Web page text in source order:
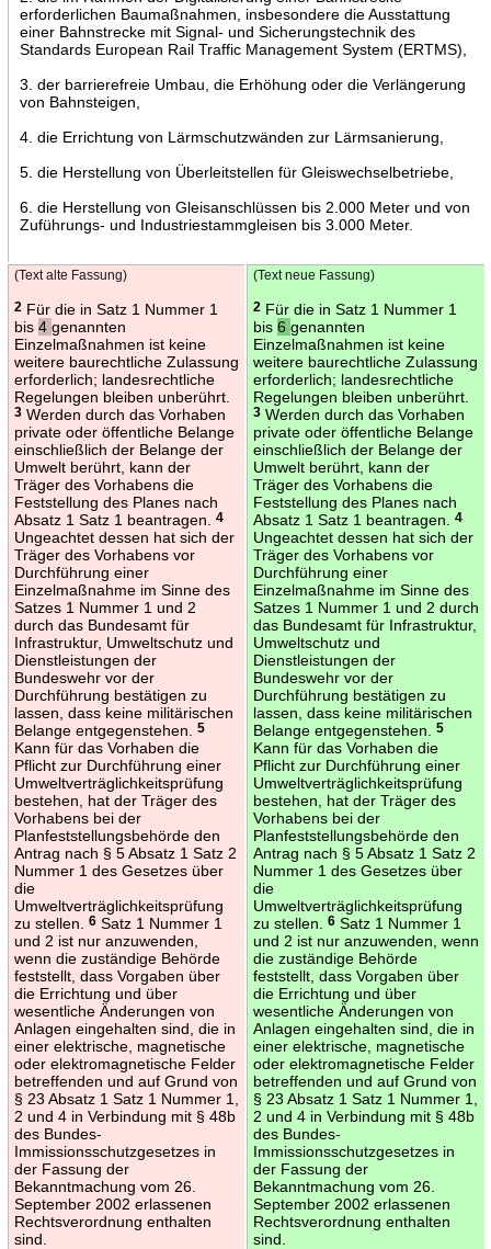
erforderlichen Baumaßnahmen, insbesondere die Ausstattung
einer Bahnstrecke mit Signal- und Sicherungstechnik des
Standards European Rail Traffic Management System (ERTMS),
3. der barrierefreie Umbau, die Erhöhung oder die Verlängerung
von Bahnsteigen,
4. die Errichtung von Lärmschutzwänden zur Lärmsanierung,
5. die Herstellung von Überleitstellen für Gleiswechselbetriebe,
6. die Herstellung von Gleisanschlüssen bis 2.000 Meter und von
Zuführungs- und Industriestammgleisen bis 3.000 Meter.
(Text alte Fassung)
2Für die in Satz 1 Nummer 1
bis 4 genannten
Einzelmaßnahmen ist keine
weitere baurechtliche Zulassung
erforderlich; landesrechtliche
Regelungen bleiben unberührt.
3Werden durch das Vorhaben
private oder öffentliche Belange
einschließlich der Belange der
Umwelt berührt, kann der
Träger des Vorhabens die
Feststellung des Planes nach
Absatz 1 Satz 1 beantragen.
4
Ungeachtet dessen hat sich der
Träger des Vorhabens vor
Durchführung einer
Einzelmaßnahme im Sinne des
Satzes 1 Nummer 1 und 2
durch das Bundesamt für
Infrastruktur, Umweltschutz und
Dienstleistungen der
Bundeswehr vor der
Durchführung bestätigen zu
lassen, dass keine militärischen
Belange entgegenstehen.
5
Kann für das Vorhaben die
Pflicht zur Durchführung einer
Umweltverträglichkeitsprüfung
bestehen, hat der Träger des
Vorhabens bei der
Planfeststellungsbehörde den
Antrag nach § 5 Absatz 1 Satz 2
Nummer 1 des Gesetzes über
die
Umweltverträglichkeitsprüfung
zu stellen.
6Satz 1 Nummer 1
und 2 ist nur anzuwenden,
wenn die zuständige Behörde
feststellt, dass Vorgaben über
die Errichtung und über
wesentliche Änderungen von
Anlagen eingehalten sind, die in
einer elektrische, magnetische
oder elektromagnetische Felder
betreffenden und auf Grund von
§ 23 Absatz 1 Satz 1 Nummer 1,
2 und 4 in Verbindung mit § 48b
des Bundes-
Immissionsschutzgesetzes in
der Fassung der
Bekanntmachung vom 26.
September 2002 erlassenen
Rechtsverordnung enthalten
sind.
(Text neue Fassung)
2Für die in Satz 1 Nummer 1
bis 6 genannten
Einzelmaßnahmen ist keine
weitere baurechtliche Zulassung
erforderlich; landesrechtliche
Regelungen bleiben unberührt.
3Werden durch das Vorhaben
private oder öffentliche Belange
einschließlich der Belange der
Umwelt berührt, kann der
Träger des Vorhabens die
Feststellung des Planes nach
Absatz 1 Satz 1 beantragen.
4
Ungeachtet dessen hat sich der
Träger des Vorhabens vor
Durchführung einer
Einzelmaßnahme im Sinne des
Satzes 1 Nummer 1 und 2 durch
das Bundesamt für Infrastruktur,
Umweltschutz und
Dienstleistungen der
Bundeswehr vor der
Durchführung bestätigen zu
lassen, dass keine militärischen
Belange entgegenstehen.
5
Kann für das Vorhaben die
Pflicht zur Durchführung einer
Umweltverträglichkeitsprüfung
bestehen, hat der Träger des
Vorhabens bei der
Planfeststellungsbehörde den
Antrag nach § 5 Absatz 1 Satz 2
Nummer 1 des Gesetzes über
die
Umweltverträglichkeitsprüfung
zu stellen.
6Satz 1 Nummer 1
und 2 ist nur anzuwenden, wenn
die zuständige Behörde
feststellt, dass Vorgaben über
die Errichtung und über
wesentliche Änderungen von
Anlagen eingehalten sind, die in
einer elektrische, magnetische
oder elektromagnetische Felder
betreffenden und auf Grund von
§ 23 Absatz 1 Satz 1 Nummer 1,
2 und 4 in Verbindung mit § 48b
des Bundes-
Immissionsschutzgesetzes in
der Fassung der
Bekanntmachung vom 26.
September 2002 erlassenen
Rechtsverordnung enthalten
sind.